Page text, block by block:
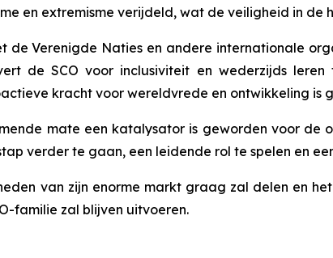
en extremisme verijdeld, wat de veiligheid in de
de Verenigde Naties en andere internationale
de SCO voor inclusiviteit en wederzijds
kracht voor wereldvrede en ontwikkeling is
mate een katalysator is geworden voor de
verder te gaan, een leidende rol te spelen en
van zijn enorme markt graag zal delen en
familie zal blijven uitvoeren.